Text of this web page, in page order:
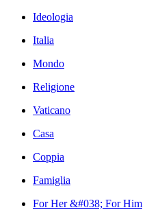
Ideologia
Italia
Mondo
Religione
Vaticano
Casa
Coppia
Famiglia
For Her &#038; For Him